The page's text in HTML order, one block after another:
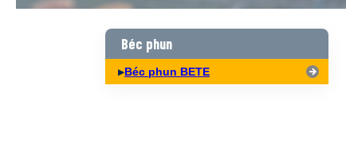
Béc phun Nhựa PP
Biên dạng hình nón đặc Full Cone
Biên dạng hình nón rỗng Hollow Cone
Dập bụi
Phun hóa chất
Đóng tàu
Dệt may
Béc phun
Béc phun BETE